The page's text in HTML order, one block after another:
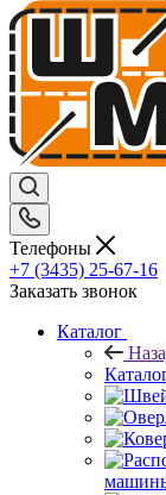
Телефоны
+7 (3435) 25-67-16
Заказать звонок
Каталог